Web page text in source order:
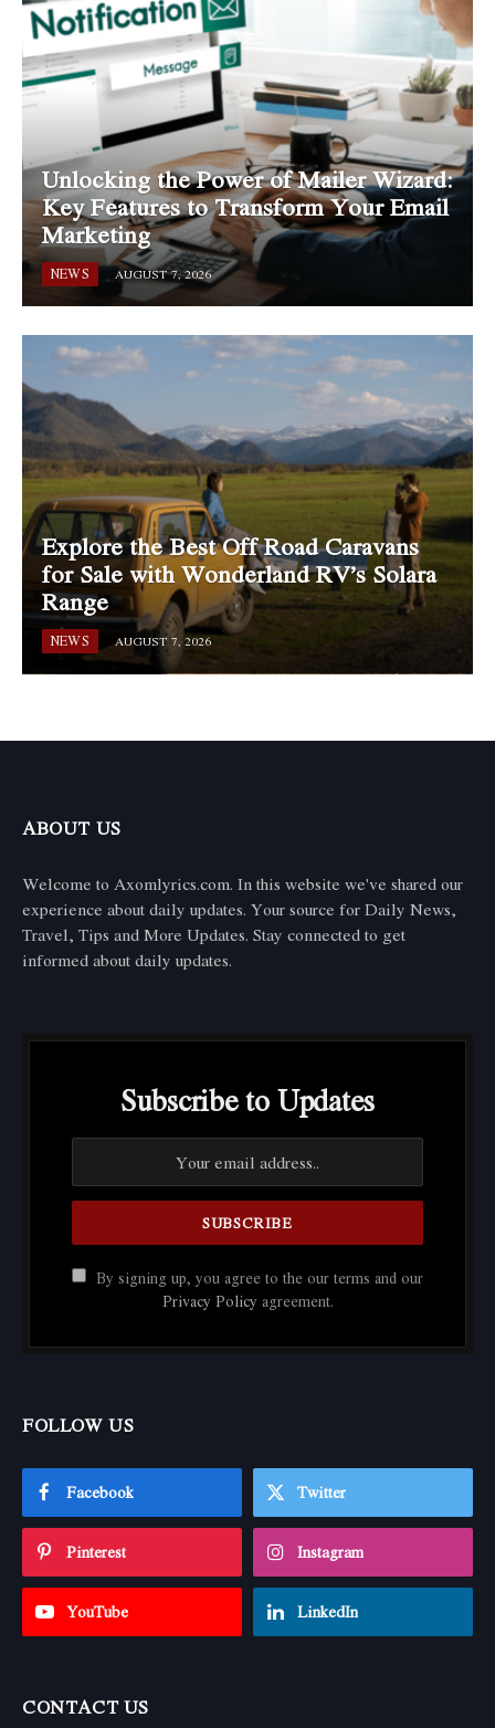
Unlocking the Power of Mailer Wizard:
Key Features to Transform Your Email
Marketing
NEWS AUGUST 7, 2026
Explore the Best Off Road Caravans
for Sale with Wonderland RV’s Solara
Range
NEWS AUGUST 7, 2026
ABOUT US
Welcome to Axomlyrics.com. In this website we've shared our
experience about daily updates. Your source for Daily News,
Travel, Tips and More Updates. Stay connected to get
informed about daily updates.
Subscribe to Updates
By signing up, you agree to the our terms and our
Privacy Policy agreement.
FOLLOW US
Facebook Twitter
Pinterest Instagram
YouTube LinkedIn
CONTACT US